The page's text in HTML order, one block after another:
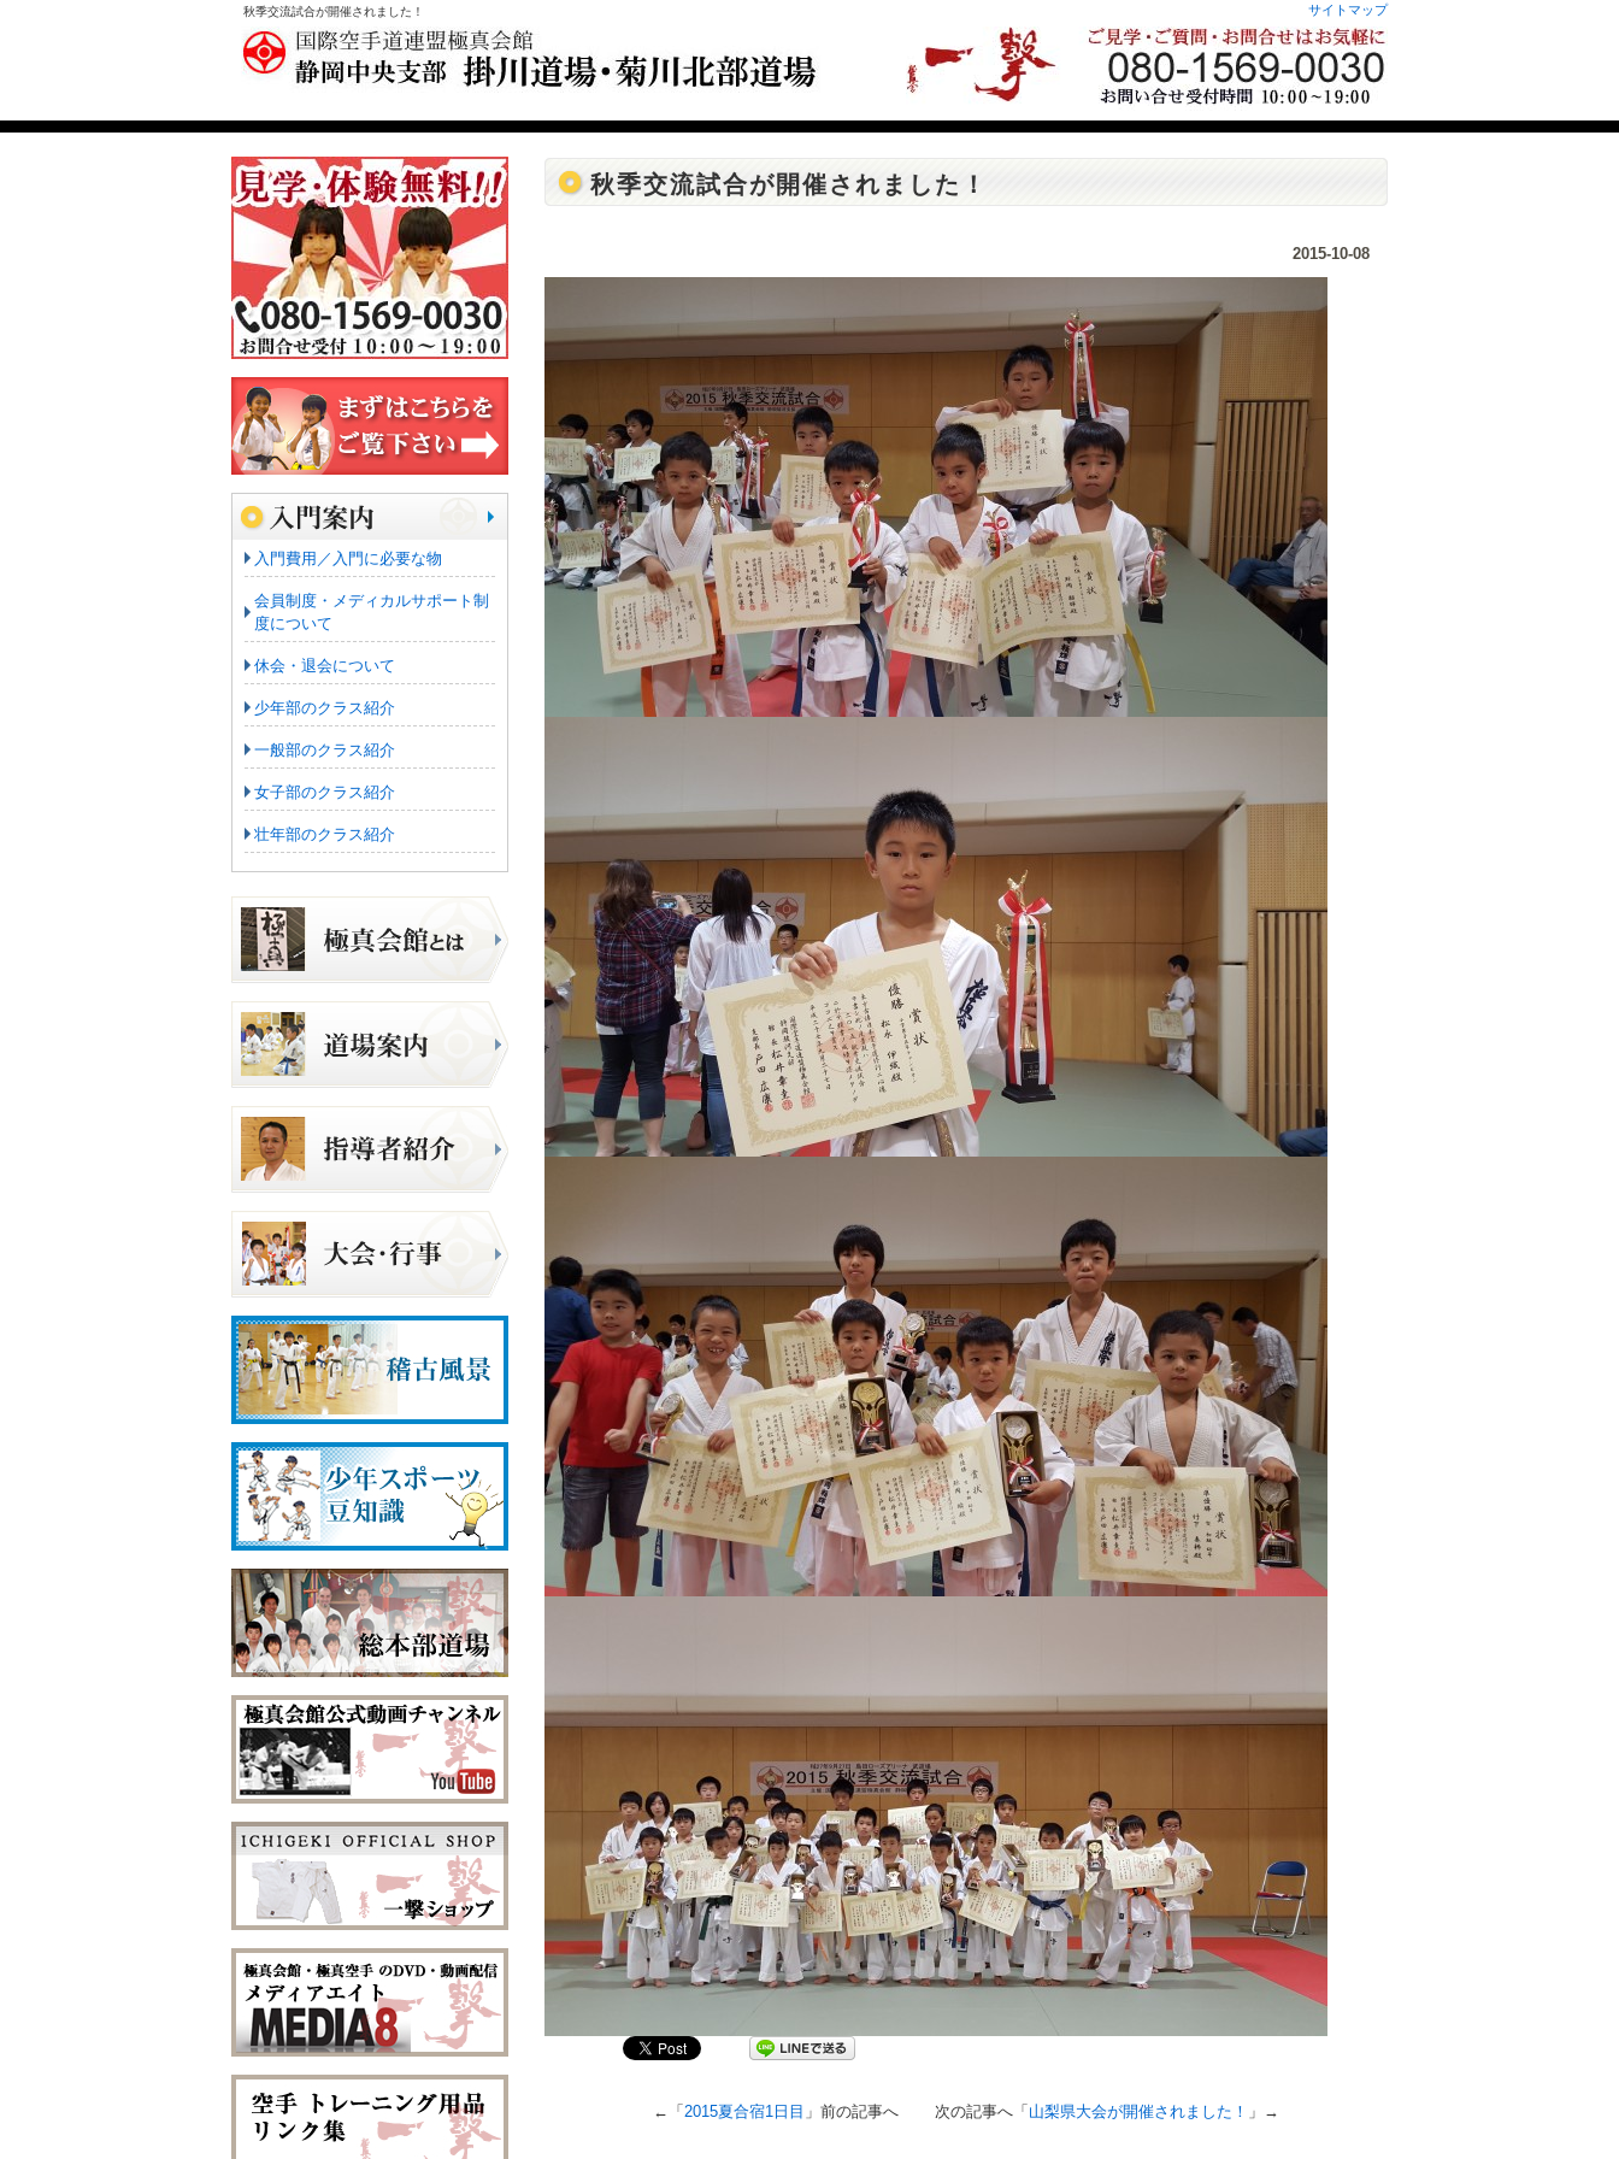
秋季交流試合が開催されました！ サイトマップ
秋季交流試合が開催されました！
2015-10-08
←「 2015夏合宿1日目 」前の記事へ 次の記事へ「 山梨県大会が開催されました！ 」→
入門費用／入門に必要な物
会員制度・メディカルサポート制
度について
休会・退会について
少年部のクラス紹介
一般部のクラス紹介
女子部のクラス紹介
壮年部のクラス紹介